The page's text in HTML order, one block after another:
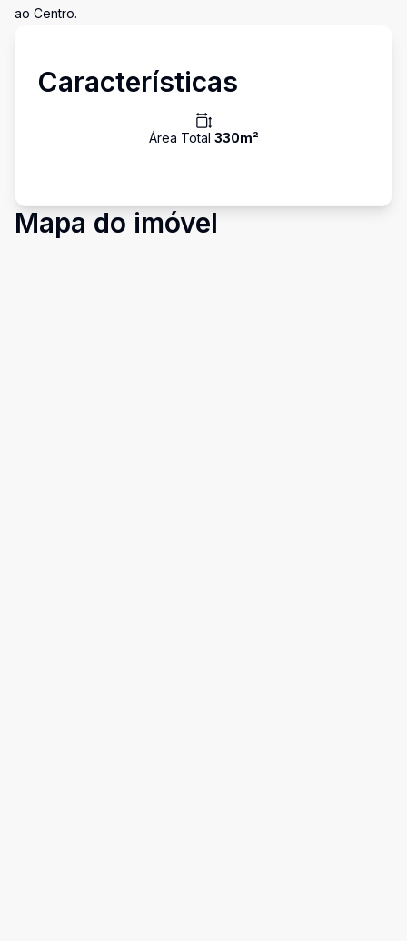
ao Centro.
Características
Área Total 330m²
Mapa do imóvel